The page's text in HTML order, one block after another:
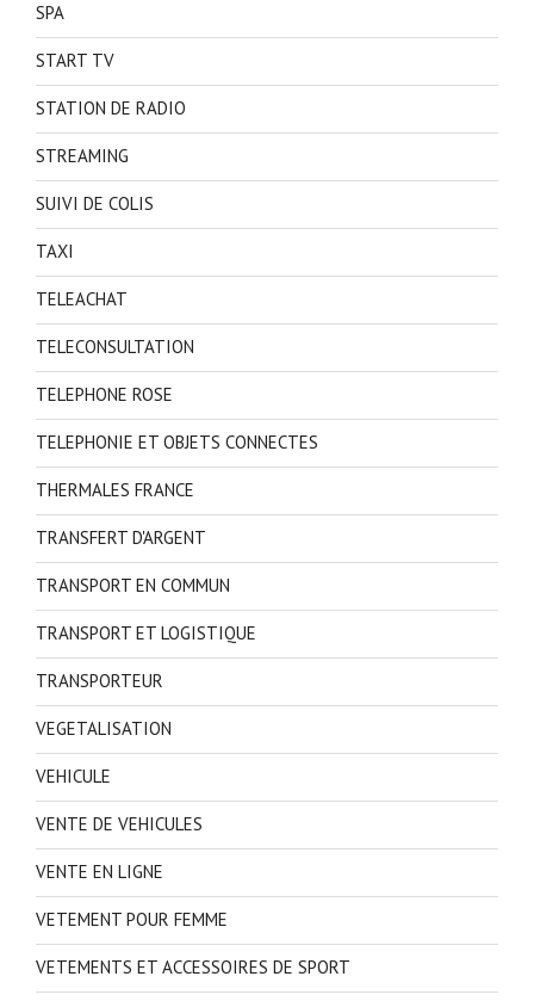
SPA
START TV
STATION DE RADIO
STREAMING
SUIVI DE COLIS
TAXI
TELEACHAT
TELECONSULTATION
TELEPHONE ROSE
TELEPHONIE ET OBJETS CONNECTES
THERMALES FRANCE
TRANSFERT D'ARGENT
TRANSPORT EN COMMUN
TRANSPORT ET LOGISTIQUE
TRANSPORTEUR
VEGETALISATION
VEHICULE
VENTE DE VEHICULES
VENTE EN LIGNE
VETEMENT POUR FEMME
VETEMENTS ET ACCESSOIRES DE SPORT